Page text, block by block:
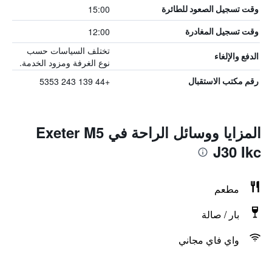
وقت تسجيل الصعود للطائرة 15:00
وقت تسجيل المغادرة 12:00
الدفع والإلغاء
تختلف السياسات حسب
نوع الغرفة ومزود الخدمة.
رقم مكتب الاستقبال +44 139 243 5353
المزايا ووسائل الراحة في Exeter M5
J30 Ikc
مطعم
بار / صالة
واي فاي مجاني